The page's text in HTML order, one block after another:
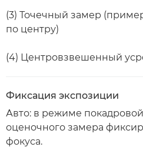
(3) Точечный замер
по центру)
(4) Центровзвешенный
Фиксация экспозиции
Авто: в режиме
оценочного замера
фокуса.